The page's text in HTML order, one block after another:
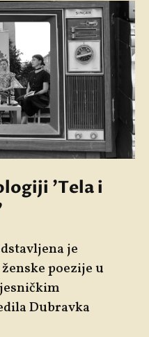
'Tela i
je
poezije u
Dubravka